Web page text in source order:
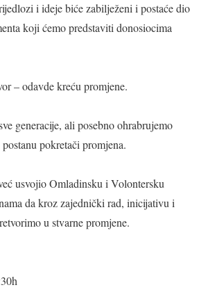
i ideje biće zabilježeni i postaće dio
koji ćemo predstaviti donosiocima
– odavde kreću promjene.
generacije, ali posebno ohrabrujemo
pokretači promjena.
usvojio Omladinsku i Volontersku
da kroz zajednički rad, inicijativu i
u stvarne promjene.